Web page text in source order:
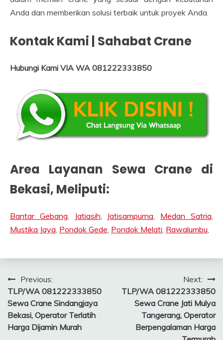
Anda dan memberikan solusi terbaik untuk proyek Anda.
Kontak Kami | Sahabat Crane
Hubungi Kami VIA WA 081222333850
Area Layanan Sewa Crane di
Bekasi, Meliputi:
Bantar Gebang, Jatiasih, Jatisampurna, Medan Satria,
Mustika Jaya, Pondok Gede, Pondok Melati, Rawalumbu,
Post
navigation
Previous:
TLP/WA 081222333850
Sewa Crane Sindangjaya
Bekasi, Operator Terlatih
Harga Dijamin Murah
Next:
TLP/WA 081222333850
Sewa Crane Jati Mulya
Tangerang, Operator
Berpengalaman Harga